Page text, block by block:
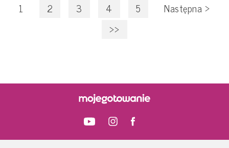
1 2 3 4 5 Następna>
>>